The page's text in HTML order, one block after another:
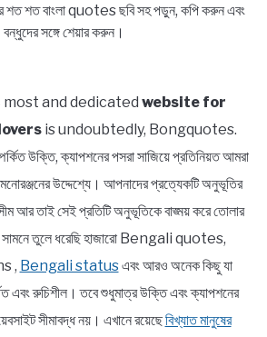
শত বাংলা quotes ছবি সহ পড়ুন, কপি করুন এবং
বন্ধুদের সঙ্গে শেয়ার করুন।
and dedicated website for
is undoubtedly, Bongquotes.
উক্তি, ক্যাপশনের পসরা সাজিয়ে প্রতিনিয়ত আমরা
উদ্দেশ্যে। আপনাদের প্রত্যেকটি অনুভূতির
আর তাই সেই প্রতিটি অনুভূতিকে বাঙ্ময় করে তোলার
তুলে ধরেছি হাজারো Bengali quotes,
, Bengali statusএবং আরও অনেক কিছু যা
এবং রুচিশীল। তবে শুধুমাত্র উক্তি এবং ক্যাপশনের
সীমাবদ্ধ নয়। এখানে রয়েছেবিখ্যাত মানুষের